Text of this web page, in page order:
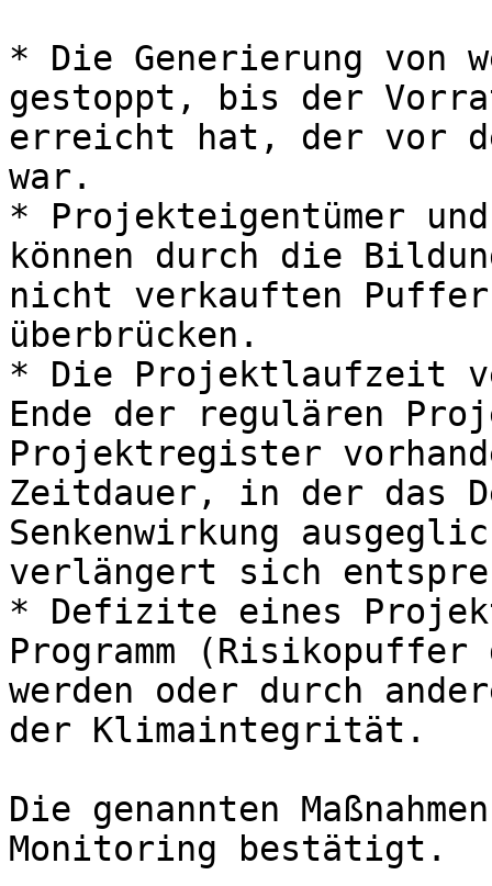
* Die Generierung von
gestoppt, bis der
erreicht hat, der vor
war.
* Projekteigentümer und
können durch die
nicht verkauften
überbrücken.
* Die Projektlaufzeit
Ende der regulären
Projektregister
Zeitdauer, in der das
Senkenwirkung
verlängert sich
* Defizite eines
Programm (Risikopuffer
werden oder durch
der Klimaintegrität.
Die genannten
Monitoring bestätigt.